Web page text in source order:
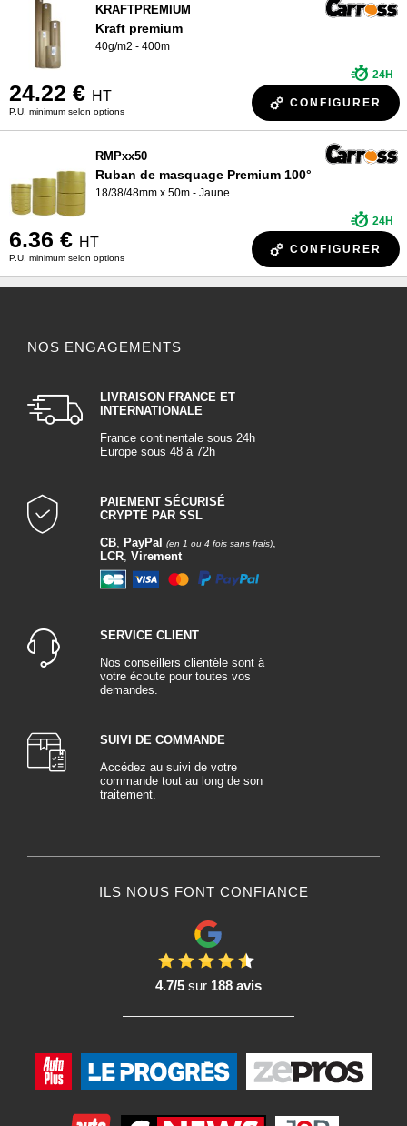
KRAFTPREMIUM
Kraft premium
40g/m2 - 400m
24.22 € HT
P.U. minimum selon options
24H
CONFIGURER
RMPxx50
Ruban de masquage Premium 100°
18/38/48mm x 50m - Jaune
6.36 € HT
P.U. minimum selon options
24H
CONFIGURER
NOS ENGAGEMENTS
LIVRAISON FRANCE ET
INTERNATIONALE
France continentale sous 24h
Europe sous 48 à 72h
PAIEMENT SÉCURISÉ
CRYPTÉ PAR SSL
CB, PayPal (en 1 ou 4 fois sans frais),
LCR, Virement
SERVICE CLIENT
Nos conseillers clientèle sont à
votre écoute pour toutes vos
demandes.
SUIVI DE COMMANDE
Accédez au suivi de votre
commande tout au long de son
traitement.
ILS NOUS FONT CONFIANCE
4.7/5sur 188 avis